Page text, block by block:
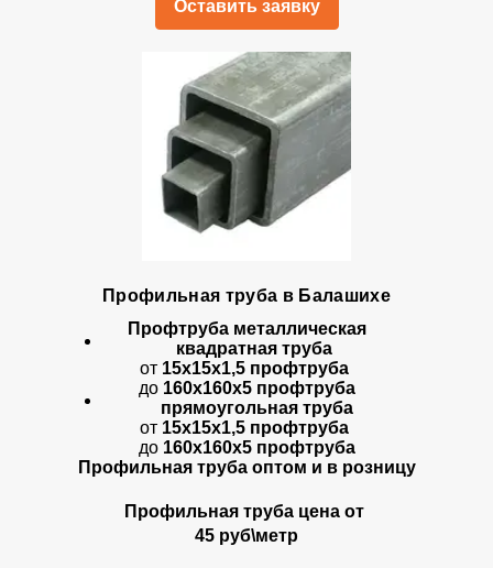
Оставить заявку
Профильная труба в Балашихе
Профтруба металлическая
квадратная труба
от 15х15х1,5 профтруба
до 160х160х5 профтруба
прямоугольная труба
от 15х15х1,5 профтруба
до 160х160х5 профтруба
Профильная труба оптом и в розницу
Профильная труба цена от
45 руб\метр